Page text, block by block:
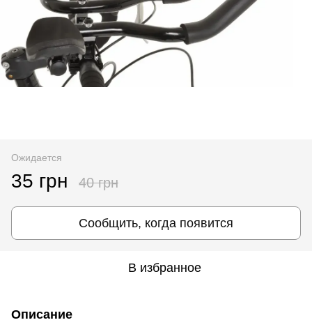
Ожидается
35 грн 40 грн
Сообщить, когда появится
В избранное
Описание